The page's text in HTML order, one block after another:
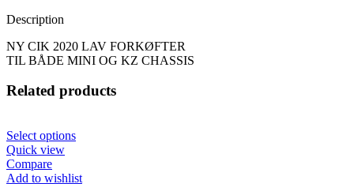
Description
NY CIK 2020 LAV FORKØFTER
TIL BÅDE MINI OG KZ CHASSIS
Related products
Select options
Quick view
Compare
Add to wishlist